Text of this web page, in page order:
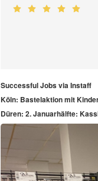
Successful Jobs via Instaff
Köln: Bastelaktion mit
Düren: 2. Januarhälfte: